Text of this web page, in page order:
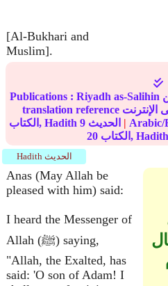
[Al-Bukhari and
Muslim].
Publications : Riyadh as-Salihin
الكتاب, Hadith 9 | Arabic/
20
الكتاب, Hadith
Hadith الحديث
Anas (May Allah be
pleased with him) said:
I heard the Messenger of
Allah (ﷺ) saying,
"Allah, the Exalted, has
said: 'O son of Adam! I